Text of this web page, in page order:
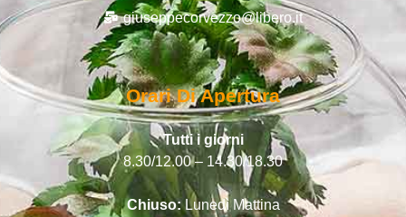
giuseppecorvezzo@libero.it
Orari Di Apertura
Tutti i giorni
8.30/12.00 – 14.30/18.30
Chiuso:Lunedì Mattina